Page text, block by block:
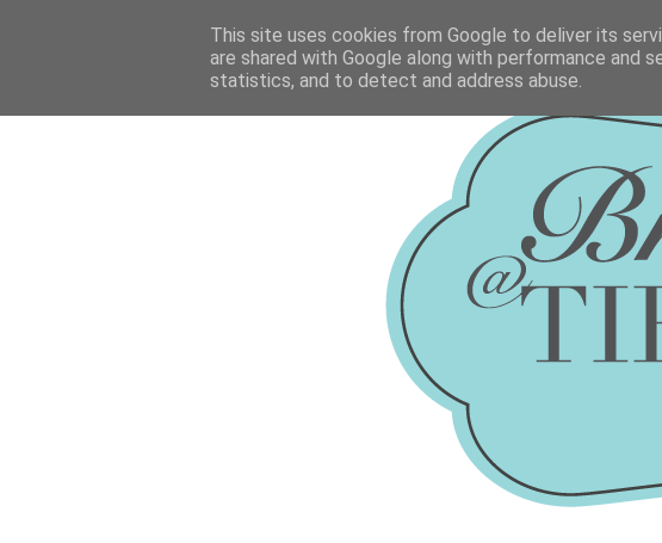
This site uses cookies from Google to deliver its
are shared with Google along with performance and
statistics, and to detect and address abuse.